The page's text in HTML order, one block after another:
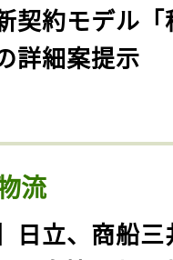
契約モデル
詳細案提示
流
日立、商船